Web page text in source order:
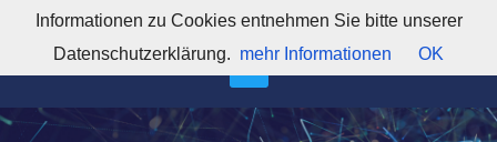
springen
12:29:03 PM
Informationen zu Cookies entnehmen Sie bitte unserer
Datenschutzerklärung. mehr Informationen OK